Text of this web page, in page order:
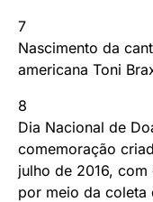
7
Nascimento da
americana Toni
8
Dia Nacional de
comemoração
julho de 2016,
por meio da coleta